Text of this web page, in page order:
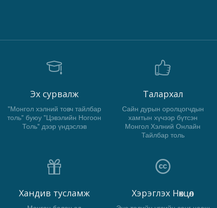
Эх сурвалж
"Монгол хэлний товч тайлбар
толь" буюу "Цэвэлийн Ногоон
Толь" дээр үндэслэв
Талархал
Сайн дурын оролцогчдын
хамтын хүчээр бүтсэн
Монгол Хэлний Онлайн
Тайлбар толь
Хандив тусламж Хэрэглэх Нөхцөл